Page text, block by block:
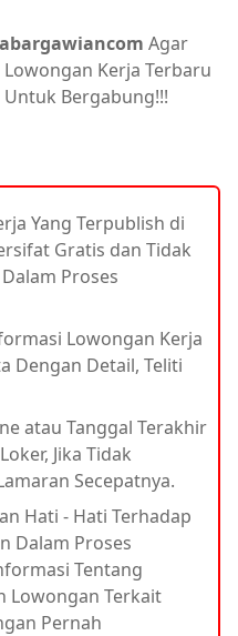
Agar
Kerja Terbaru
Untuk Bergabung!!!
Yang Terpublish di
Gratis dan Tidak
Proses
Lowongan Kerja
Dengan Detail, Teliti
atau Tanggal Terakhir
Jika Tidak
Secepatnya.
Hati - Hati Terhadap
Dalam Proses
Tentang
Lowongan Terkait
Pernah